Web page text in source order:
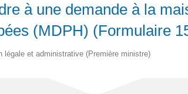
à une demande à la
(MDPH) (Formulaire
légale et administrative (Première ministre)